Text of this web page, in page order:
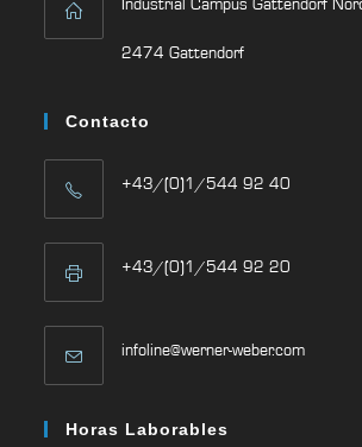
2474 Gattendorf
Contacto
+43/(0)1/544 92 40
+43/(0)1/544 92 20
infoline@werner-weber.com
Horas Laborables